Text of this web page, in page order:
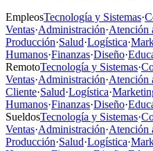
EmpleosTecnología y Sistemas·
Ventas·Administración·Atención
Producción·Salud·Logística·
Humanos·Finanzas·Diseño·
RemotoTecnología y Sistemas·
Ventas·Administración·Atención
Cliente·Salud·Logística·
Humanos·Finanzas·Diseño·
SueldosTecnología y Sistemas·
Ventas·Administración·Atención
Producción·Salud·Logística·